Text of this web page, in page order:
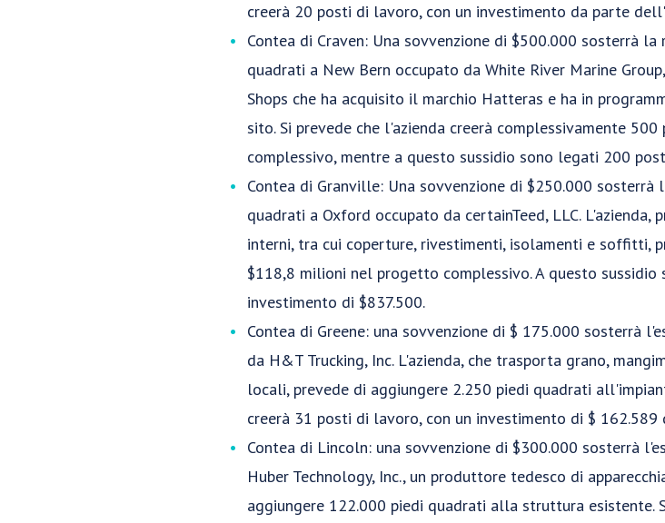
creerà 20 posti di lavoro, con un investimento da parte
Contea di Craven: Una sovvenzione di $500.000 sosterrà
quadrati a New Bern occupato da White River Marine
Shops che ha acquisito il marchio Hatteras e ha in
sito. Si prevede che l'azienda creerà complessivamente
complessivo, mentre a questo sussidio sono legati 200
Contea di Granville: Una sovvenzione di $250.000
quadrati a Oxford occupato da certainTeed, LLC.
interni, tra cui coperture, rivestimenti, isolamenti e soffitti,
$118,8 milioni nel progetto complessivo. A questo
investimento di $837.500.
Contea di Greene: una sovvenzione di $ 175.000 sosterrà
da H&T Trucking, Inc. L'azienda, che trasporta grano,
locali, prevede di aggiungere 2.250 piedi quadrati
creerà 31 posti di lavoro, con un investimento di $ 162.589
Contea di Lincoln: una sovvenzione di $300.000 sosterrà
Huber Technology, Inc., un produttore tedesco di
aggiungere 122.000 piedi quadrati alla struttura esistente.